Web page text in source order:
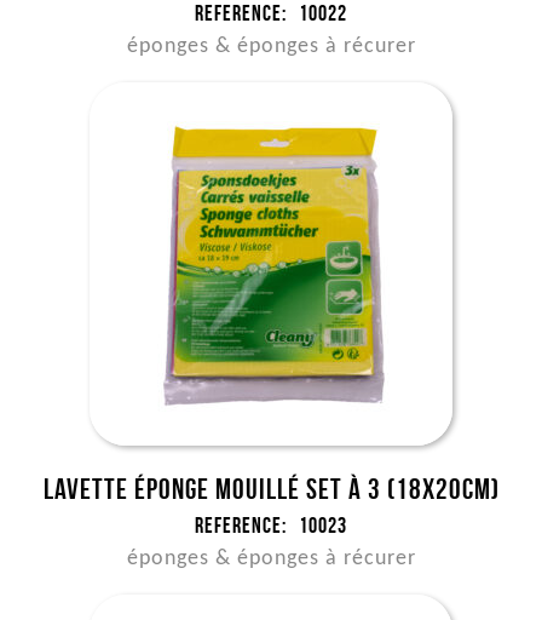
Reference: 10022
éponges & éponges à récurer
Lavette éponge mouillé set à 3 (18x20cm)
Reference: 10023
éponges & éponges à récurer